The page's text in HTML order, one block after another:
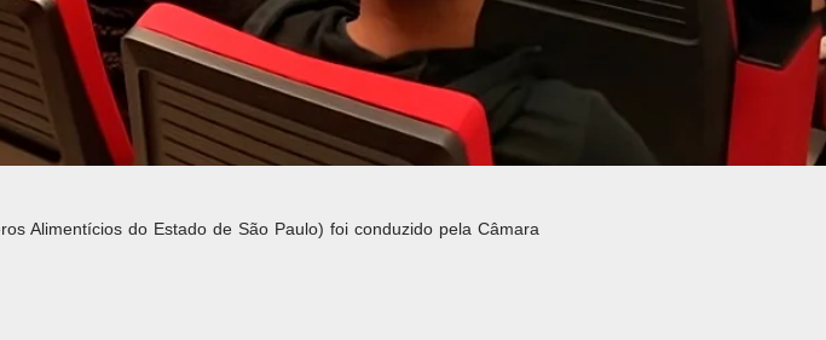
Alimentícios do Estado de São Paulo) foi conduzido pela Câmara